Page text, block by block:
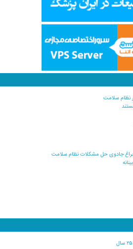
نظام سلامت
چراغ جادوی حل مشکلات نظام سلامت
ابتلا به سرطان تا ۲۵ سال